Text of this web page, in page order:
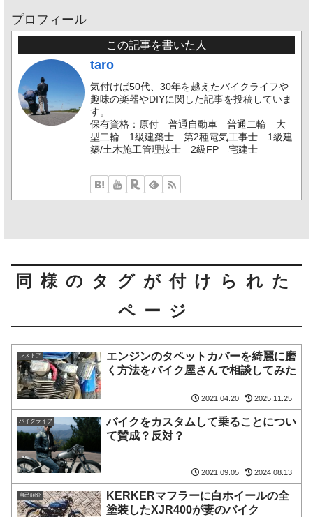
プロフィール
この記事を書いた人
taro
気付けば50代、30年を越えたバイクライフや
趣味の楽器やDIYに関した記事を投稿していま
す。
保有資格：原付 普通自動車 普通二輪 大
型二輪 1級建築士 第2種電気工事士 1級建
築/土木施工管理技士 2級FP 宅建士
同様のタグが付けられた
ページ
レストア
エンジンのタペットカバーを綺麗に磨
く方法をバイク屋さんで相談してみた
2021.04.20 2025.11.25
バイクライフ
バイクをカスタムして乗ることについ
て賛成？反対？
2021.09.05 2024.08.13
自己紹介
KERKERマフラーに白ホイールの全
塗装したXJR400が妻のバイク